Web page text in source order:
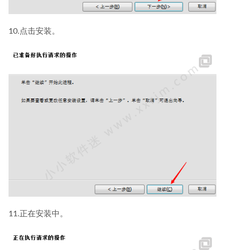
10.点击安装。
11.正在安装中。